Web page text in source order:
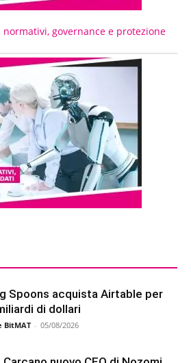
governance e protezione
Spoons acquista Airtable per
di dollari
BitMAT - 05/08/2026